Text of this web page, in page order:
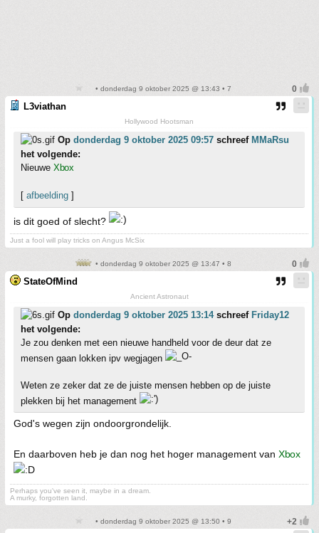
• donderdag 9 oktober 2025 @ 13:43 • 7
L3viathan
Hollywood Hootsman
Op donderdag 9 oktober 2025 09:57 schreef MMaRsu
het volgende:
Nieuwe Xbox
[ afbeelding ]
is dit goed of slecht?
Just a fool will play tricks on Angus McSix
• donderdag 9 oktober 2025 @ 13:47 • 8
StateOfMind
Ancient Astronaut
Op donderdag 9 oktober 2025 13:14schreef Friday12
het volgende:
Je zou denken met een nieuwe handheld voor de deur dat ze
mensen gaan lokken ipv wegjagen
Weten ze zeker dat ze de juiste mensen hebben op de juiste
plekken bij het management
God's wegen zijn ondoorgrondelijk.
En daarboven heb je dan nog het hoger management van Xbox
Perhaps you've seen it, maybe in a dream.
A murky, forgotten land.
• donderdag 9 oktober 2025 @ 13:50 • 9